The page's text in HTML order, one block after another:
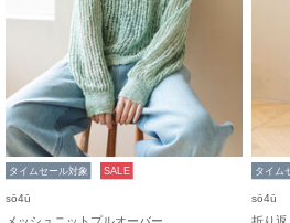
タイムセール対象 SALE
sō4ū
タイム
sō4ū